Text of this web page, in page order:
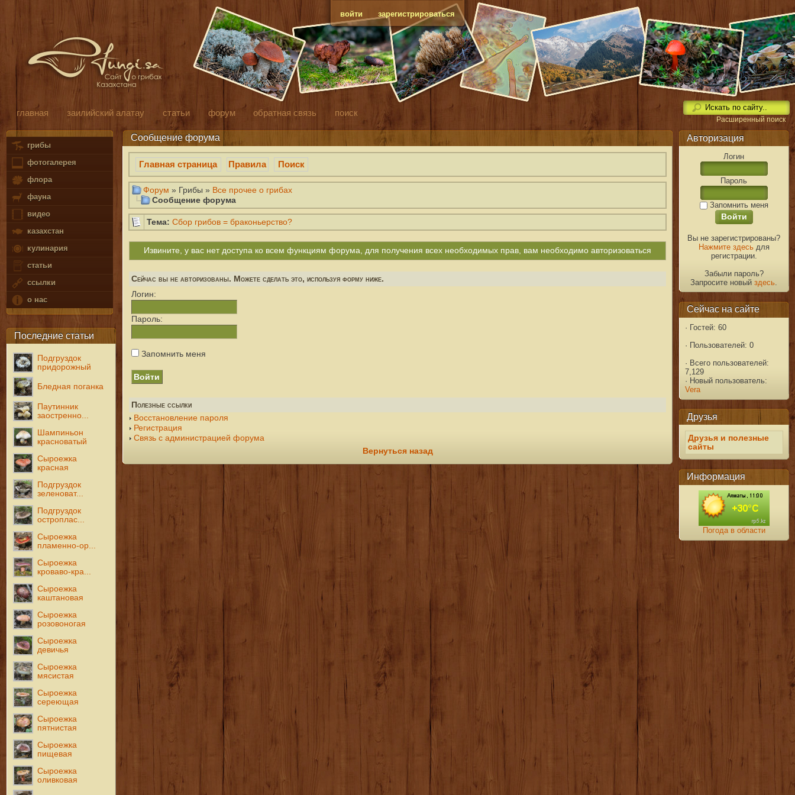
войти зарегистрироваться
главная заилийский алатау статьи форум обратная связь поиск
Расширенный поиск
грибы
фотогалерея
флора
фауна
видео
казахстан
кулинария
статьи
ссылки
о нас
Последние статьи
Подгруздок
придорожный
Бледная поганка
Паутинник
заостренно...
Шампиньон
красноватый
Сыроежка
красная
Подгруздок
зеленоват...
Подгруздок
остроплас...
Сыроежка
пламенно-ор...
Сыроежка
кроваво-кра...
Сыроежка
каштановая
Сыроежка
розовоногая
Сыроежка
девичья
Сыроежка
мясистая
Сыроежка
сереющая
Сыроежка
пятнистая
Сыроежка
пищевая
Сыроежка
оливковая
Авторизация
Логин
Пароль
Запомнить меня
Вы не зарегистрированы?
Нажмите здесьдля
регистрации.
Забыли пароль?
Запросите новыйздесь
Сейчас на сайте
· Гостей: 60
· Пользователей: 0
· Всего пользователей:
7,129
· Новый пользователь:
Vera
Друзья
Друзья и полезные
сайты
Информация
Погода в области
Сообщение форума
Главная страница Правила Поиск
Форум » Грибы » Все прочее о грибах
Сообщение форума
Тема: Сбор грибов = браконьерство?
Извините, у вас нет доступа ко всем функциям форума, для получения всех необходимых прав, вам необходимо авторизоваться
Сейчас вы не авторизованы. Можете сделать это, используя форму ниже.
Логин:
Пароль:
Запомнить меня
Полезные ссылки
Восстановление пароля
Регистрация
Связь с администрацией форума
Вернуться назад